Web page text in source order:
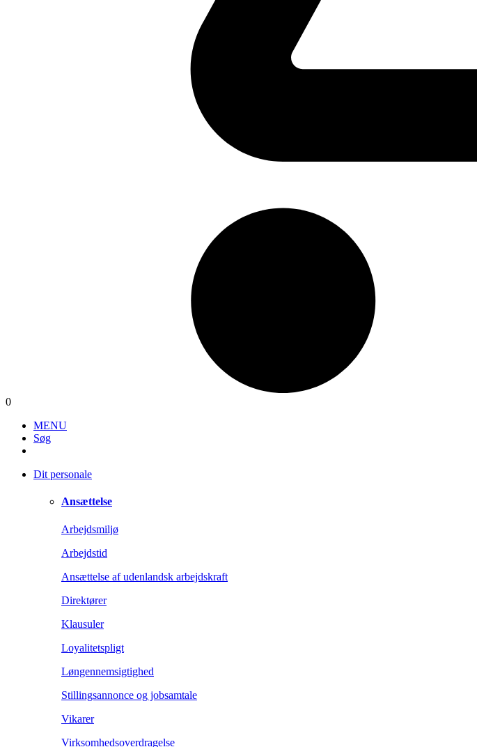
0
MENU
Søg
Dit personale
Ansættelse
Arbejdsmiljø
Arbejdstid
Ansættelse af udenlandsk arbejdskraft
Direktører
Klausuler
Loyalitetspligt
Løngennemsigtighed
Stillingsannonce og jobsamtale
Vikarer
Virksomhedsoverdragelse